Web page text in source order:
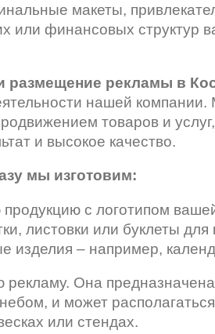
макеты,
или финансовых структур
размещение рекламы в
нашей
товаров и
и высокое качество.
мы изготовим:
продукцию с логотипом
листовки или буклеты для
изделия – например,
рекламу. Она
и может
или стендах.